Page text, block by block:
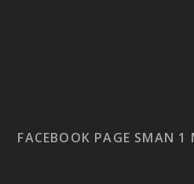
FACEBOOK PAGE SMAN 1